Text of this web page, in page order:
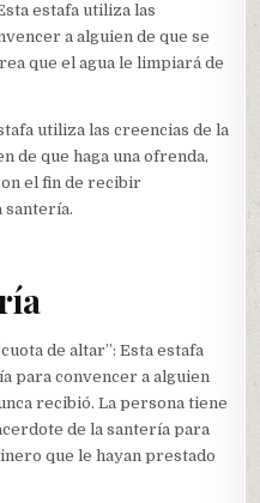
estafa utiliza las
a alguien de que se
que el agua le limpiará de
utiliza las creencias de la
de que haga una ofrenda,
el fin de recibir
santería.
de altar”: Esta estafa
para convencer a alguien
recibió. La persona tiene
de la santería para
que le hayan prestado